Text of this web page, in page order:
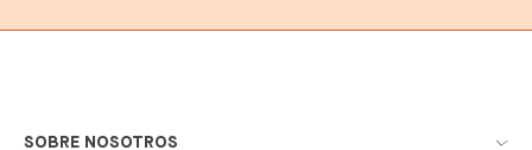
SOBRE NOSOTROS